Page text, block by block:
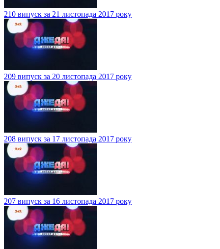
210 випуск за 21 листопада 2017 року
209 випуск за 20 листопада 2017 року
208 випуск за 17 листопада 2017 року
207 випуск за 16 листопада 2017 року